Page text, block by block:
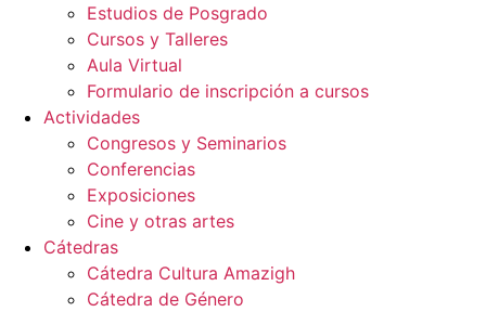
Estudios de Posgrado
Cursos y Talleres
Aula Virtual
Formulario de inscripción a cursos
Actividades
Congresos y Seminarios
Conferencias
Exposiciones
Cine y otras artes
Cátedras
Cátedra Cultura Amazigh
Cátedra de Género